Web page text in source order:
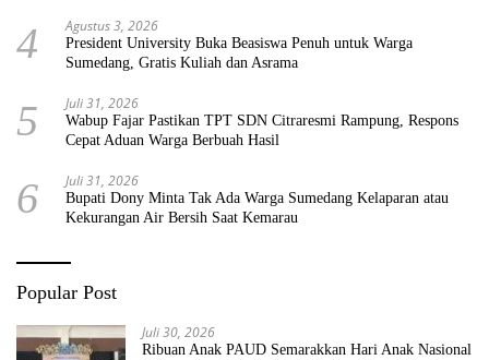
4 Agustus 3, 2026
President University Buka Beasiswa Penuh untuk Warga
Sumedang, Gratis Kuliah dan Asrama
5 Juli 31, 2026
Wabup Fajar Pastikan TPT SDN Citraresmi Rampung, Respons
Cepat Aduan Warga Berbuah Hasil
6 Juli 31, 2026
Bupati Dony Minta Tak Ada Warga Sumedang Kelaparan atau
Kekurangan Air Bersih Saat Kemarau
Popular Post
Juli 30, 2026
Ribuan Anak PAUD Semarakkan Hari Anak Nasional